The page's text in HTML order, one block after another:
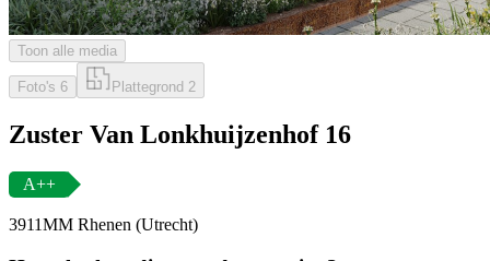
Toon alle media
Foto's 6 Plattegrond 2
Zuster Van Lonkhuijzenhof 16
A++
3911MM Rhenen (Utrecht)